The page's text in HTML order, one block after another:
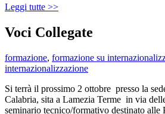
Leggi tutte >>
Voci Collegate
formazione, formazione su
internazionalizzazione
Si terrà il prossimo 2 ottobre presso la
Calabria, sita a Lamezia Terme in via
seminario tecnico/formativo destinato alle